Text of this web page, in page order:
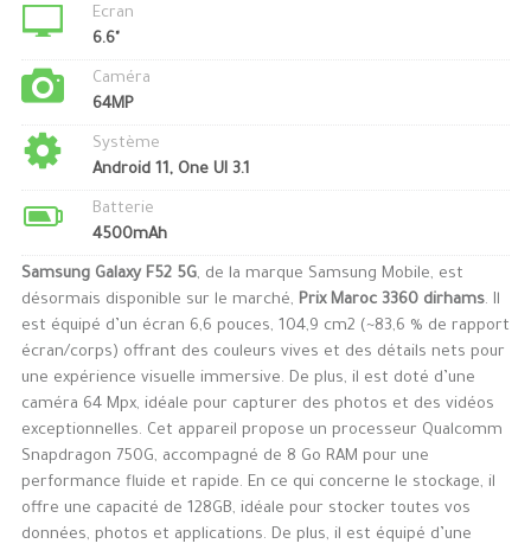
Ecran
6.6"
Caméra
64MP
Système
Android 11, One UI 3.1
Batterie
4500mAh
Samsung Galaxy F52 5G, de la marque Samsung Mobile, est
désormais disponible sur le marché, Prix Maroc 3360 dirhams. Il
est équipé d’un écran 6,6 pouces, 104,9 cm2 (~83,6 % de rapport
écran/corps) offrant des couleurs vives et des détails nets pour
une expérience visuelle immersive. De plus, il est doté d’une
caméra 64 Mpx, idéale pour capturer des photos et des vidéos
exceptionnelles. Cet appareil propose un processeur Qualcomm
Snapdragon 750G, accompagné de 8 Go RAM pour une
performance fluide et rapide. En ce qui concerne le stockage, il
offre une capacité de 128GB, idéale pour stocker toutes vos
données, photos et applications. De plus, il est équipé d’une